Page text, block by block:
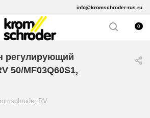
info@kromschroder-rus.ru
0
регулирующий
50/MF03Q60S1,
RV